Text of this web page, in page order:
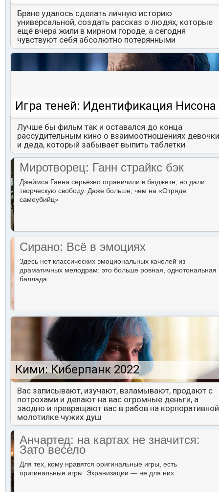
Бране удалось сделать личную историю
универсальной, создать рассказ о людях, которые
ещё вчера жили в мирном городе, а сегодня
чувствуют себя абсолютно потерянными
Игра теней: Идентификация Нисона
Лучше бы фильм так и оставался до конца
рассудительным кино о взаимоотношениях девочки
и деда, который забывает выпить таблетки
Миротворец: Ганн страйкс бэк
Джеймса Ганна серьёзно ограничили в бюджете, но дали
творческую свободу. Даже больше, чем на «Отряде
самоубийц»
Сирано: Всё в эмоциях
Здесь нет классических эмоциональных качелей из
драматичных мелодрам: это больше ровная, однотональная
баллада
Кими: Киберпанк 2022
Вас записывают, изучают, взламывают, продают с
потрохами и делают на вас огромные деньги, а
заодно и превращают вас в рабов на корпоративной
молотилке чужих душ
Анчартед: на картах не значится:
Зато весело
Для тех, кому нравятся оригинальные игры, есть
оригинальные игры. Экранизации — не для них